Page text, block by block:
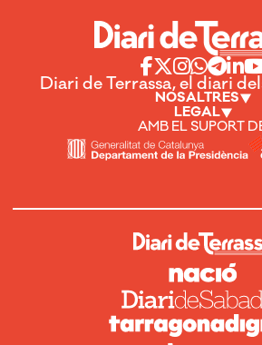
Diari de Terrassa, el diari
NOSALTRES
LEGAL
AMB EL SUPORT